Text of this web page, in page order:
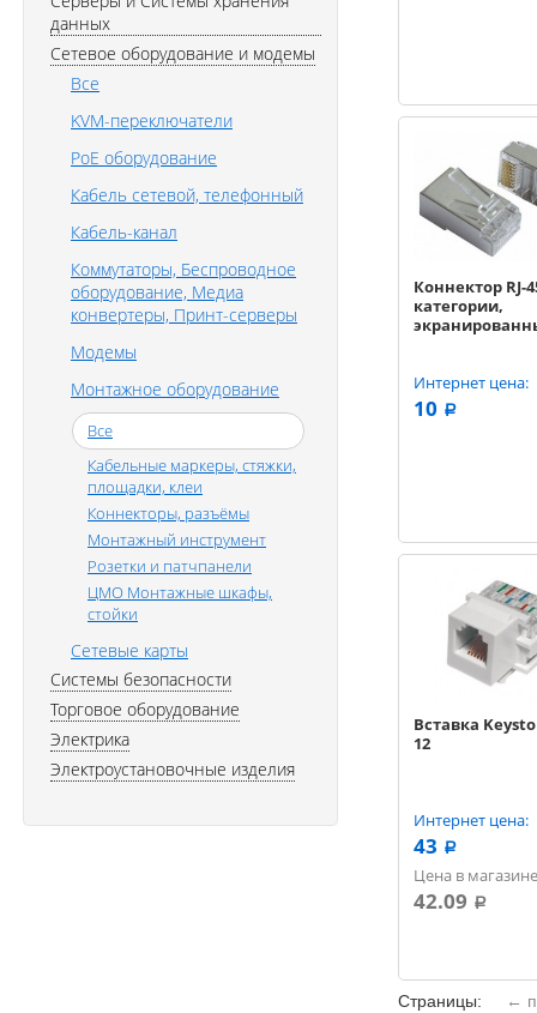
Коннектор RJ-
категории,
Интернет цена:
10 a
Вставка
12
Интернет цена:
43 a
Цена в
42.09 a
Страницы: ←
данных
Сетевое оборудование и модемы
Все
KVM-переключатели
PoE оборудование
Кабель сетевой, телефонный
Кабель-канал
Коммутаторы, Беспроводное
оборудование, Медиа
конвертеры, Принт-серверы
Модемы
Монтажное оборудование
Все
Кабельные маркеры, стяжки,
площадки, клеи
Коннекторы, разъёмы
Монтажный инcтрумент
Розетки и патчпанели
ЦМО Монтажные шкафы,
стойки
Сетевые карты
Системы безопасности
Торговое оборудование
Электрика
Электроустановочные изделия